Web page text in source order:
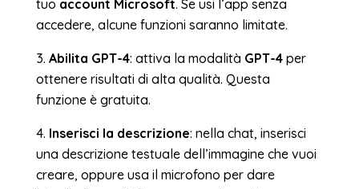
tuo account Microsoft. Se usi l’app senza
accedere, alcune funzioni saranno limitate.
3. Abilita GPT-4: attiva la modalità GPT-4per
ottenere risultati di alta qualità. Questa
funzione è gratuita.
4. Inserisci la descrizione: nella chat, inserisci
una descrizione testuale dell’immagine che vuoi
creare, oppure usa il microfono per dare